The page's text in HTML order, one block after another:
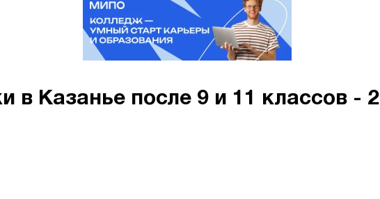
в Казанье после 9 и 11 классов - 2